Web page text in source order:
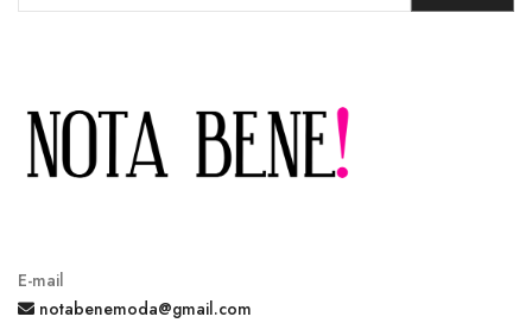
E-mail
notabenemoda@gmail.com